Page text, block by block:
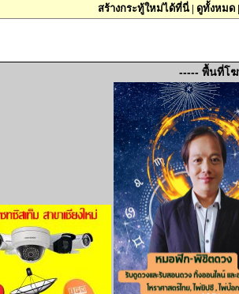
สร้างกระทู้ใหม่ได้ที่นี่| ดูทั้งหมด
----- พื้นที่โ